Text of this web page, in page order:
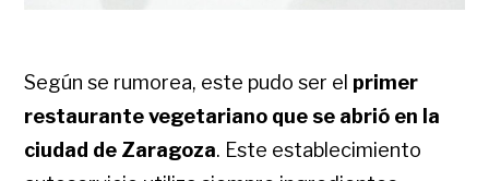
Según se rumorea, este pudo ser el primer
restaurante vegetariano que se abrió en la
ciudad de Zaragoza. Este establecimiento